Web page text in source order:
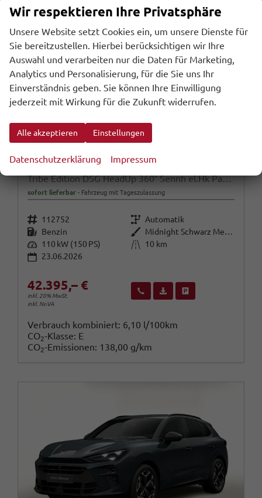
Cupra Terramar
Tribe Edition DSG HeadUp 360° Sennh el.Hk ParkA
sofort lieferbar Fahrzeug mit Tageszulassung
Fahrzeugnr. 112752 Getriebe Automatik
Kraftstoff Benzin Außenfarbe
Midnight Schwarz Metallic
Leistung 110 kW (150 PS) Kilometerstand
10 km
23.06.2026
42.395,– €
inkl. 20% MwSt.
inkl. NoVA
Wir rufen Sie anFahrzeugexposé (PDF)
Verbrauch kombiniert: 6,10 l/100km
CO2-Klasse: E
CO2-Emissionen: 138,00 g/km
Wir respektieren Ihre Privatsphäre
Unsere Website setzt Cookies ein, um unsere Dienste für
Sie bereitzustellen. Hierbei berücksichtigen wir Ihre
Auswahl und verarbeiten nur die Daten für Marketing,
Analytics und Personalisierung, für die Sie uns Ihr
Einverständnis geben. Sie können Ihre Einwilligung
jederzeit mit Wirkung für die Zukunft widerrufen.
Alle akzeptieren Einstellungen
Datenschutzerklärung Impressum